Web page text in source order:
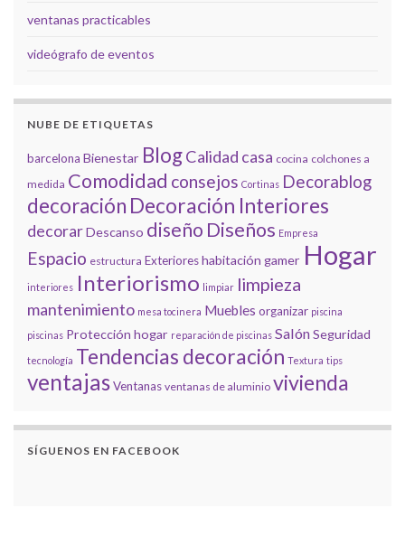
ventanas practicables
videógrafo de eventos
NUBE DE ETIQUETAS
barcelona Bienestar BlogCalidad casa cocina colchones a
medida Comodidad consejos Cortinas Decorablog
decoración Decoración Interiores
decorarDescanso diseño Diseños Empresa
Espacio estructura Exterioreshabitación gamer Hogar
interiores Interiorismo limpiar limpieza
mantenimiento mesa tocinera Muebles organizar piscina
piscinas Protección hogar reparación de piscinas SalónSeguridad
tecnología Tendencias decoración Textura tips
ventajasVentanas ventanas de aluminio vivienda
SÍGUENOS EN FACEBOOK